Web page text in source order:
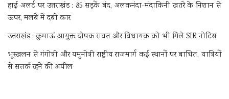
हाई अलर्ट पर उत्तराखंड : 85 सड़कें बंद, अलकनंदा-मंदाकिनी खतरे के निशान से
ऊपर, मलबे में दबी कार
उत्तराखंड : कुमाऊं आयुक्त दीपक रावत और विधायक को भी मिले SIR नोटिस
भूस्खलन से गंगोत्री और यमुनोत्री राष्ट्रीय राजमार्ग कई स्थानों पर बाधित, यात्रियों
से सतर्क रहने की अपील